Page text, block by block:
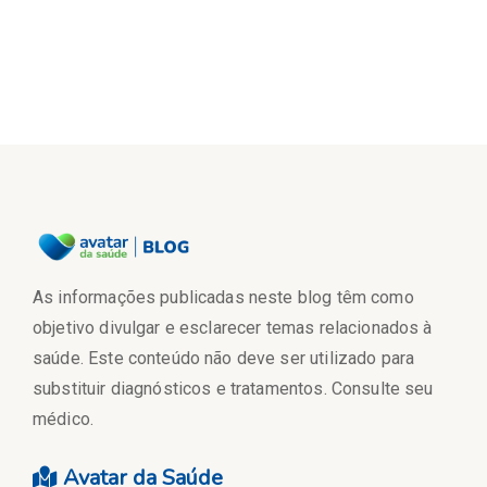
As informações publicadas neste blog têm como
objetivo divulgar e esclarecer temas relacionados à
saúde. Este conteúdo não deve ser utilizado para
substituir diagnósticos e tratamentos. Consulte seu
médico.
Avatar da Saúde